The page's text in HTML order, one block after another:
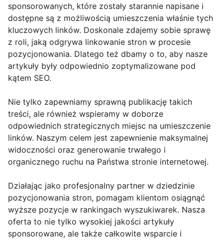
sponsorowanych, które zostały starannie napisane i
dostępne są z możliwością umieszczenia właśnie tych
kluczowych linków. Doskonale zdajemy sobie sprawę
z roli, jaką odgrywa linkowanie stron w procesie
pozycjonowania. Dlatego też dbamy o to, aby nasze
artykuły były odpowiednio zoptymalizowane pod
kątem SEO.
Nie tylko zapewniamy sprawną publikację takich
treści, ale również wspieramy w doborze
odpowiednich strategicznych miejsc na umieszczenie
linków. Naszym celem jest zapewnienie maksymalnej
widoczności oraz generowanie trwałego i
organicznego ruchu na Państwa stronie internetowej.
Działając jako profesjonalny partner w dziedzinie
pozycjonowania stron, pomagam klientom osiągnąć
wyższe pozycje w rankingach wyszukiwarek. Nasza
oferta to nie tylko wysokiej jakości artykuły
sponsorowane, ale także całkowite wsparcie i